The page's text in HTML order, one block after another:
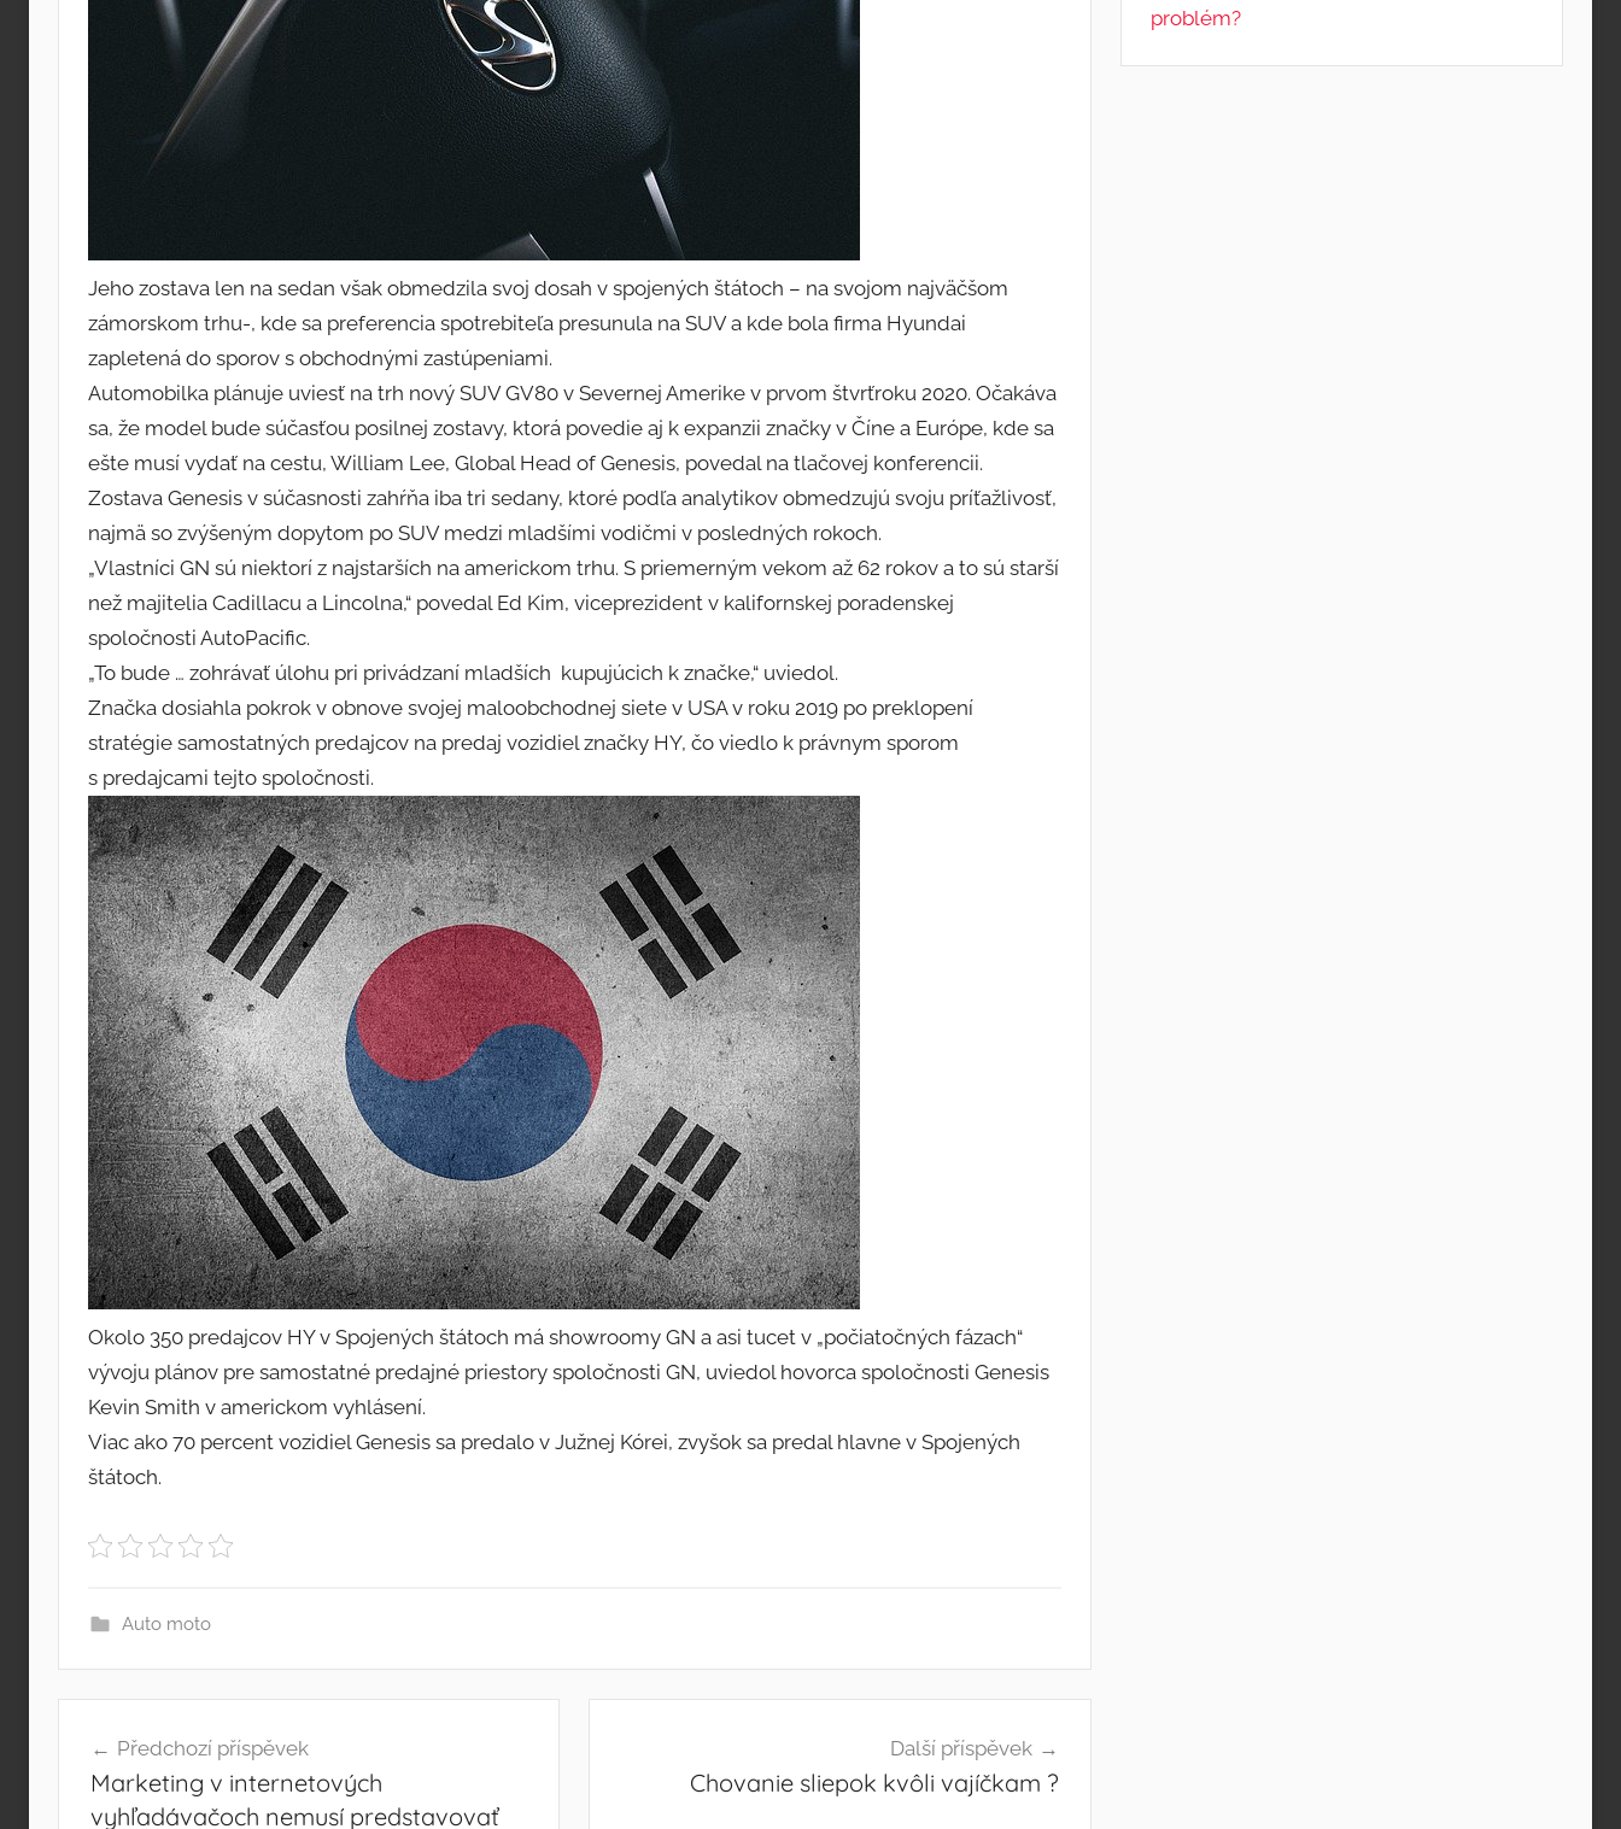
Jeho zostava len na sedan však obmedzila svoj dosah v spojených štátoch – na svojom najväčšom
zámorskom trhu-, kde sa preferencia spotrebiteľa presunula na SUV a kde bola firma Hyundai
zapletená do sporov s obchodnými zastúpeniami.
Automobilka plánuje uviesť na trh nový SUV GV80 v Severnej Amerike v prvom štvrťroku 2020. Očakáva
sa, že model bude súčasťou posilnej zostavy, ktorá povedie aj k expanzii značky v Číne a Európe, kde sa
ešte musí vydať na cestu, William Lee, Global Head of Genesis, povedal na tlačovej konferencii.
Zostava Genesis v súčasnosti zahŕňa iba tri sedany, ktoré podľa analytikov obmedzujú svoju príťažlivosť,
najmä so zvýšeným dopytom po SUV medzi mladšími vodičmi v posledných rokoch.
„Vlastníci GN sú niektorí z najstarších na americkom trhu. S priemerným vekom až 62 rokov a to sú starší
než majitelia Cadillacu a Lincolna,“ povedal Ed Kim, viceprezident v kalifornskej poradenskej
spoločnosti AutoPacific.
„To bude … zohrávať úlohu pri privádzaní mladších kupujúcich k značke,“ uviedol.
Značka dosiahla pokrok v obnove svojej maloobchodnej siete v USA v roku 2019 po preklopení
stratégie samostatných predajcov na predaj vozidiel značky HY, čo viedlo k právnym sporom
s predajcami tejto spoločnosti.
Okolo 350 predajcov HY v Spojených štátoch má showroomy GN a asi tucet v „počiatočných fázach“
vývoju plánov pre samostatné predajné priestory spoločnosti GN, uviedol hovorca spoločnosti Genesis
Kevin Smith v americkom vyhlásení.
Viac ako 70 percent vozidiel Genesis sa predalo v Južnej Kórei, zvyšok sa predal hlavne v Spojených
štátoch.
Auto moto
pro
příspěvek
Předchozí příspěvek
Marketing v internetových
vyhľadávačoch nemusí predstavovať
Další příspěvek
Chovanie sliepok kvôli vajíčkam ?
problém?